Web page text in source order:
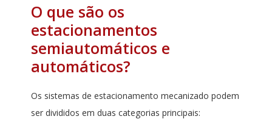
O que são os
estacionamentos
semiautomáticos e
automáticos?
Os sistemas de estacionamento mecanizado podem
ser divididos em duas categorias principais: